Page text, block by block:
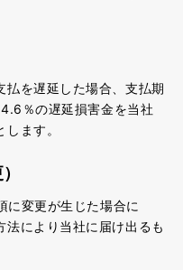
払を遅延した場合、支払期
％の遅延損害金を当社
ます。
に変更が生じた場合に
法により当社に届け出るも